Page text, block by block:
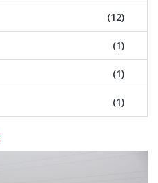
(12)
(1)
(1)
(1)